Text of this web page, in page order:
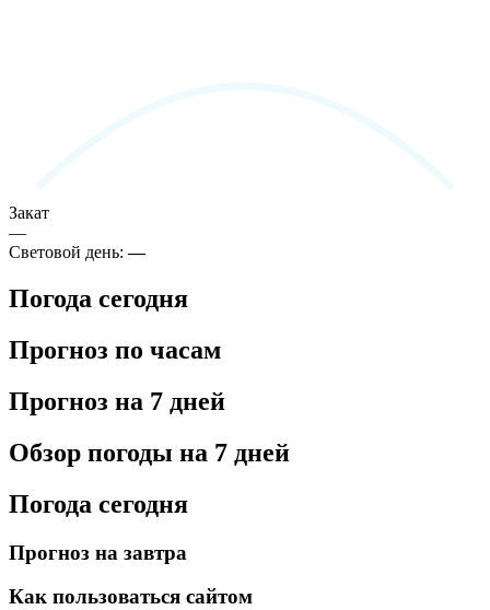
Закат
—
Световой день:—
Погода сегодня
Прогноз по часам
Прогноз на 7 дней
Обзор погоды на 7 дней
Погода сегодня
Прогноз на завтра
Как пользоваться сайтом